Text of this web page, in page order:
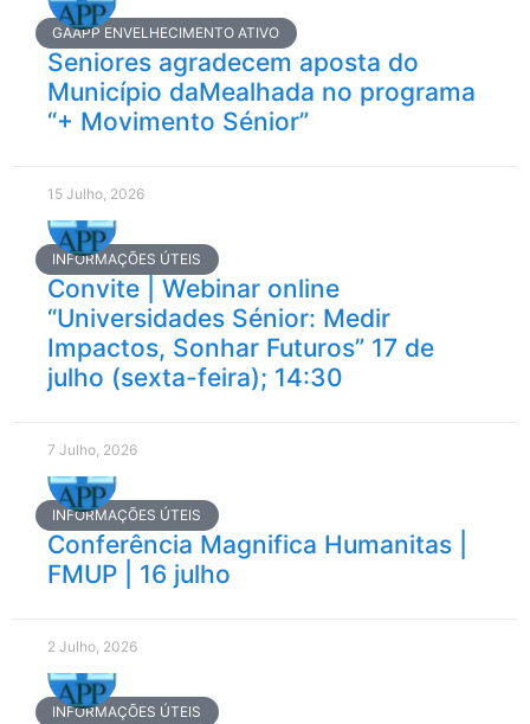
GAAPP ENVELHECIMENTO ATIVO
Seniores agradecem aposta do
Município daMealhada no programa
“+ Movimento Sénior”
15 Julho, 2026
INFORMAÇÕES ÚTEIS
Convite | Webinar online
“Universidades Sénior: Medir
Impactos, Sonhar Futuros” 17 de
julho (sexta-feira); 14:30
7 Julho, 2026
INFORMAÇÕES ÚTEIS
Conferência Magnifica Humanitas |
FMUP | 16 julho
2 Julho, 2026
INFORMAÇÕES ÚTEIS